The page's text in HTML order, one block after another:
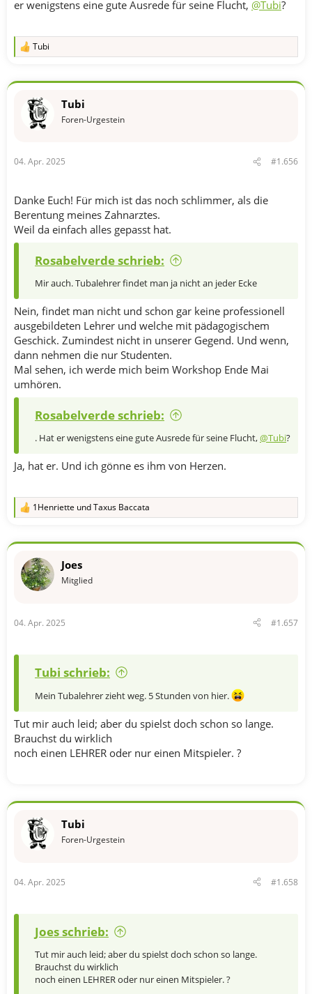
er wenigstens eine gute Ausrede für seine Flucht, @Tubi?
R
k
:
Tubi
Tubi
Foren-Urgestein
04. Apr. 2025 #1.656
Danke Euch! Für mich ist das noch schlimmer, als die
Berentung meines Zahnarztes.
Weil da einfach alles gepasst hat.
Rosabelverde schrieb:
Mir auch. Tubalehrer findet man ja nicht an jeder Ecke
Nein, findet man nicht und schon gar keine professionell
ausgebildeten Lehrer und welche mit pädagogischem
Geschick. Zumindest nicht in unserer Gegend. Und wenn,
dann nehmen die nur Studenten.
Mal sehen, ich werde mich beim Workshop Ende Mai
umhören.
Rosabelverde schrieb:
. Hat er wenigstens eine gute Ausrede für seine Flucht,@Tubi?
Ja, hat er. Und ich gönne es ihm von Herzen.
R
k
o
:
1Henriette undTaxus Baccata
Joes
Mitglied
04. Apr. 2025 #1.657
Tubi schrieb:
Mein Tubalehrer zieht weg. 5 Stunden von hier.
Tut mir auch leid; aber du spielst doch schon so lange.
Brauchst du wirklich
noch einen LEHRER oder nur einen Mitspieler. ?
Tubi
Foren-Urgestein
04. Apr. 2025 #1.658
Joes schrieb:
Tut mir auch leid; aber du spielst doch schon so lange.
Brauchst du wirklich
noch einen LEHRER oder nur einen Mitspieler. ?